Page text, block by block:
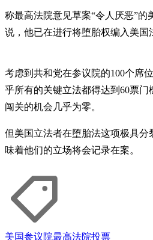
称最高法院意见草案“令人厌恶”的
说，他已在进行将堕胎权编入美国
考虑到共和党在参议院的100个席
乎所有的关键立法都得达到60票
闯关的机会几乎为零。
但美国立法者在堕胎法这项极具
味着他们的立场将会记录在案。
美国参议院最高法院投票